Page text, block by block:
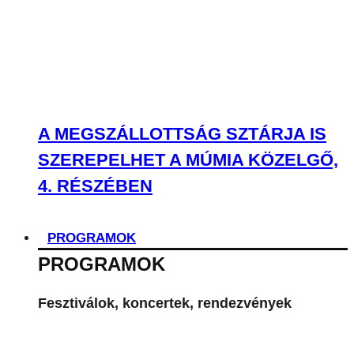
A MEGSZÁLLOTTSÁG SZTÁRJA IS
SZEREPELHET A MÚMIA KÖZELGŐ,
4. RÉSZÉBEN
PROGRAMOK
PROGRAMOK
Fesztiválok, koncertek, rendezvények